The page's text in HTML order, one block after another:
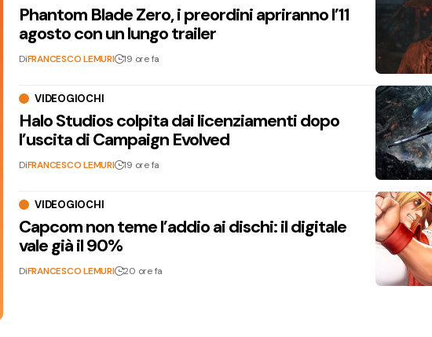
Phantom Blade Zero, i preordini apriranno l’11
agosto con un lungo trailer
DiFRANCESCO LEMURI 19 ore fa
VIDEOGIOCHI
Halo Studios colpita dai licenziamenti dopo
l’uscita di Campaign Evolved
DiFRANCESCO LEMURI 19 ore fa
VIDEOGIOCHI
Capcom non teme l’addio ai dischi: il digitale
vale già il 90%
DiFRANCESCO LEMURI 20 ore fa